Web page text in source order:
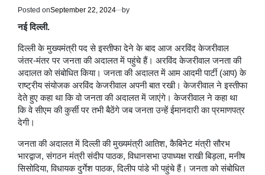
Posted onSeptember 22, 2024 by
नई दिल्ली.
दिल्ली के मुख्यमंत्री पद से इस्तीफा देने के बाद आज अरविंद केजरीवाल
जंतर-मंतर पर जनता की अदालत में पहुंचे हैं। अरविंद केजरीवाल जनता की
अदालत को संबोधित किया। जनता की अदालत में आम आदमी पार्टी (आप) के
राष्ट्रीय संयोजक अरविंद केजरीवाल अपनी बात रखी। केजरीवाल ने इस्तीफा
देते हुए कहा था कि वो जनता की अदालत में जाएंगे। केजरीवाल ने कहा था
कि वे सीएम की कुर्सी पर तभी बैठेंगे जब जनता उन्हें ईमानदारी का प्रमाणपत्र
देगी।
जनता की अदालत में दिल्ली की मुख्यमंत्री आतिश, कैबिनेट मंत्री सौरभ
भारद्वाज, संगठन मंत्री संदीप पाठक, विधानसभा उपाध्यक्ष राखी बिड़ला, मनीष
सिसोदिया, विधायक दुर्गेश पाठक, दिलीप पांडे भी पहुंचे हैं। जनता को संबोधित